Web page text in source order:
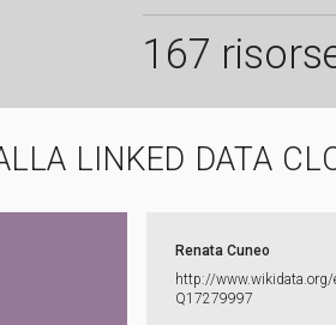
167
LINKED DATA
Renata Cuneo
http:​/​/​
Q17279997